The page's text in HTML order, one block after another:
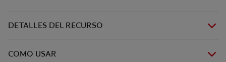
DETALLES DEL RECURSO
COMO USAR